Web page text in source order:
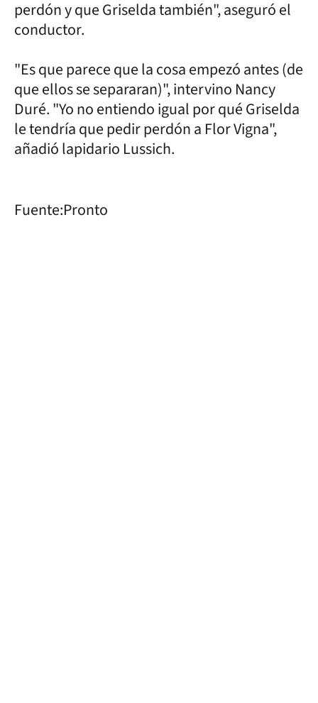
perdón y que Griselda también", aseguró el
conductor.
"Es que parece que la cosa empezó antes (de
que ellos se separaran)", intervino Nancy
Duré. "Yo no entiendo igual por qué Griselda
le tendría que pedir perdón a Flor Vigna",
añadió lapidario Lussich.
Fuente:Pronto